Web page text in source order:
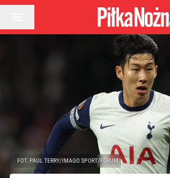
Przejdź do treści
FOT. PAUL TERRY/IMAGO SPORT/FORUM